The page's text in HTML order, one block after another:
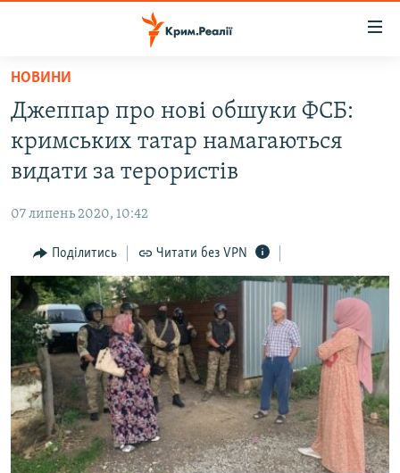
Перейти
основного
матеріалу
Перейти
до
основної
Перейти
до
пошуку
ВОДА.КРИМ
ВІДЕО ТА ФОТО
БЛОГИ
ПОГЛЯД
ІНТЕРВ'Ю
ВСЕ ЗА ДЕНЬ
СПЕЦПРОЕКТИ
ДЕПОРТАЦІЯ
ВІДЕОУРОКИ «ELIFBE»
СВІДЧЕННЯ ОКУПАЦІЇ
ЯК ОБІЙТИ БЛОКУВАННЯ
Русский
Qırımtatar
НОВИНИ
Джеппар про нові обшуки ФСБ:
кримських татар намагаються
видати за терористів
07 липень 2020, 10:42
Поділитись Читати без VPN